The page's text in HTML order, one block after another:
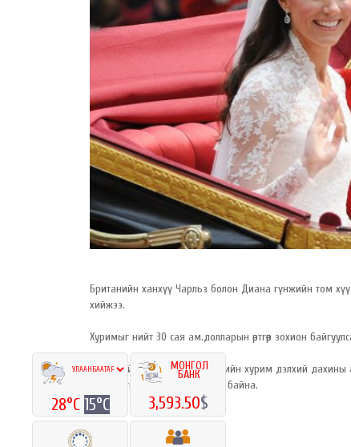
Британийн ханхүү Чарльз болон Диана гүнжийн том
хийжээ.
Хуримыг нийт 30 сая ам.долларын өртгөөр зохион
Британийн язгууртны гэр бүлийн хурим дэлхий дахины
стерлингийн орлого оруулсан байна.
28°C 15°C
МОНГОЛ
БАНК
3,593.50$